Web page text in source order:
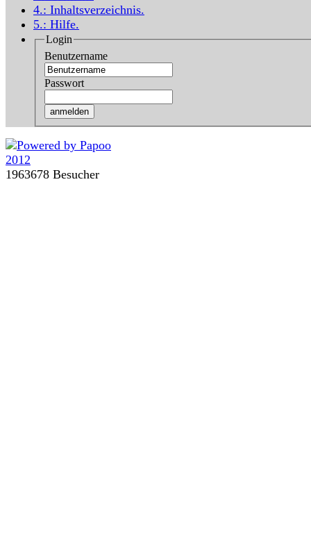
4.: Inhaltsverzeichnis.
5.: Hilfe.
Login
Benutzername
Passwort
1963678 Besucher